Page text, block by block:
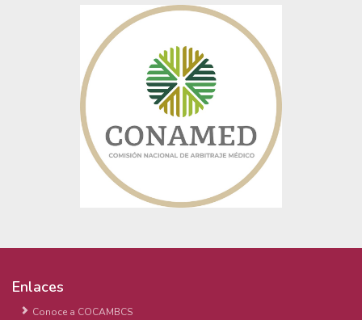
Enlaces
Conoce a COCAMBCS